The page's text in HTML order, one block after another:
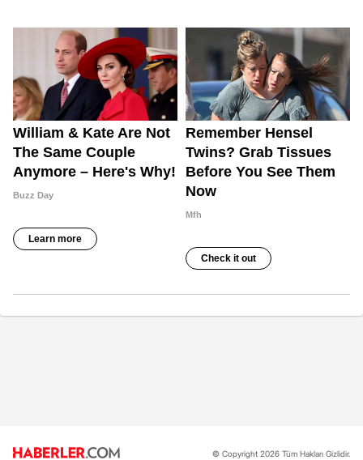
© Copyright 2026 Tüm Hakları Gizlidir.